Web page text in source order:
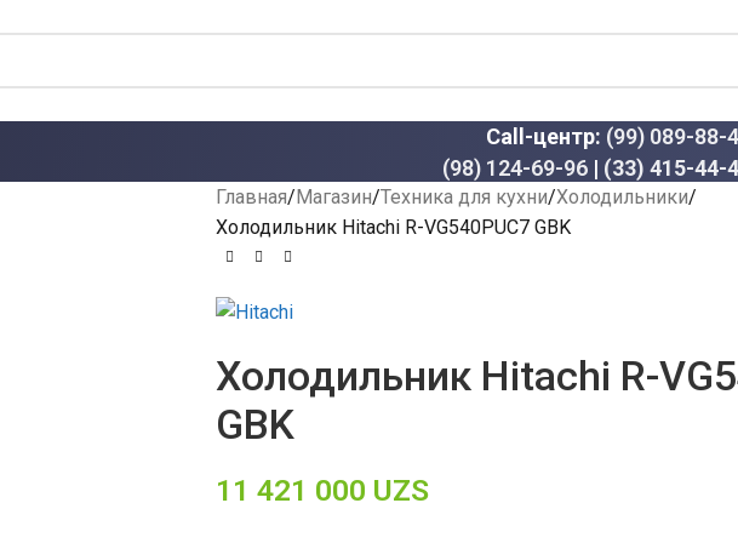
Call-центр: (99) 089-88-
(98) 124-69-96 | (33) 415-44-
Главная Магазин Техника для кухни Холодильники
Холодильник Hitachi R-VG540PUC7 GBK
Холодильник Hitachi R-
GBK
11 421 000 UZS